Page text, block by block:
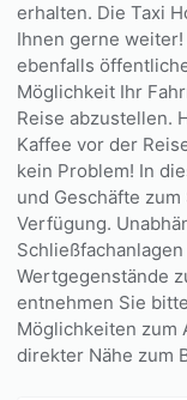
erhalten. Die Taxi
Ihnen gerne
ebenfalls
Möglichkeit Ihr
Reise abzustellen.
Kaffee vor der
kein Problem! In
und Geschäfte
Verfügung.
Wertgegenstände
entnehmen Sie
Möglichkeiten zum
direkter Nähe zum